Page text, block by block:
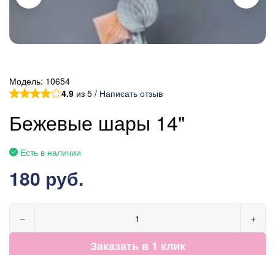
Модель: 10654
4.9 из 5 / Написать отзыв
Бежевые шары 14"
Есть в наличии
180 руб.
− +
Заказать в 1 клик